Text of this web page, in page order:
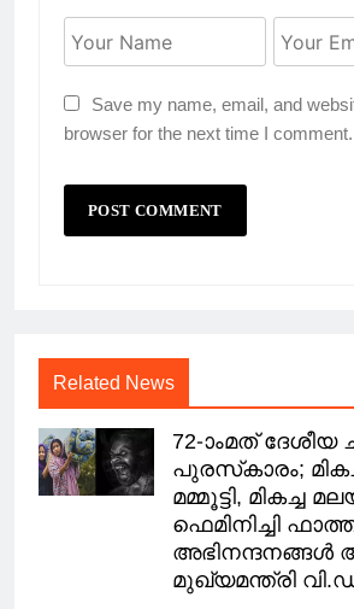
Save my name, email, and
browser for the next time I comment.
Related News
72-ാംമത് ദേശീയ
പുരസ്‌കാരം;
മമ്മൂട്ടി, മികച്ച
ഫെമിനിച്ചി
അഭിനന്ദനങ്ങൾ
മുഖ്യമന്ത്രി